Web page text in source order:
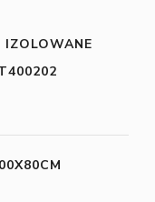
IZOLOWANE